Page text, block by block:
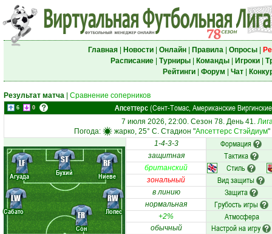
Главная| Новости| Онлайн| Правила| Опросы|
Расписание| Турниры| Команды| Игроки|
Рейтинги| Форум Чат|
Результат матча Сравнение соперников
6 0 Апсеттерс(Сент-Томас, Американские
7 июля 2026, 22:00. Сезон 78. День 41.
Погода:
жарко, 25° C. Стадион "Апсеттерс Стэйдиум"
Сабато
Сон
Лопес
Агуада Бухий Ниеве
LW
FR
RW
LF ST RF
1-4-3-3 Формация
защитная Тактика
британский Стиль
зональный Вид защиты
в линию Защита
нормальная Грубость игры
+2% Атмосфера
обычный Настрой на игру